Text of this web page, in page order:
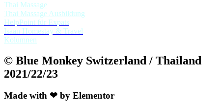
Thai Massage
Thai Massage Ausbildung
HelpPoint für Expats
Isaan Homestay & Travel
Kolumnen
© Blue Monkey Switzerland / Thailand
2021/22/23
Made with ❤ by Elementor